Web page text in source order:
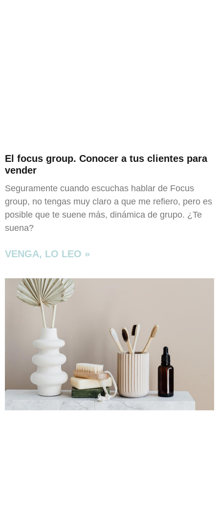
El focus group. Conocer a tus clientes para
vender
Seguramente cuando escuchas hablar de Focus
group, no tengas muy claro a que me refiero, pero es
posible que te suene más, dinámica de grupo. ¿Te
suena?
VENGA, LO LEO »